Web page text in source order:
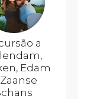
a
Edam